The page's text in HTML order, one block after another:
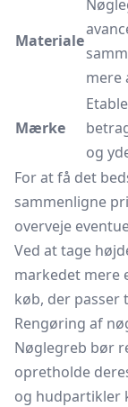
Materiale
mere
Mærke
og
For at få det
sammenligne
overveje
Ved at tage
markedet mere
køb, der passer
Rengøring af
Nøglegreb bør
opretholde
og hudpartikler